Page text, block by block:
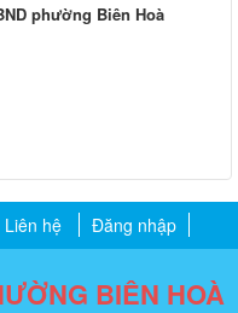
phường Biên Hoà
Liên hệ Đăng nhập
BIÊN HOÀ